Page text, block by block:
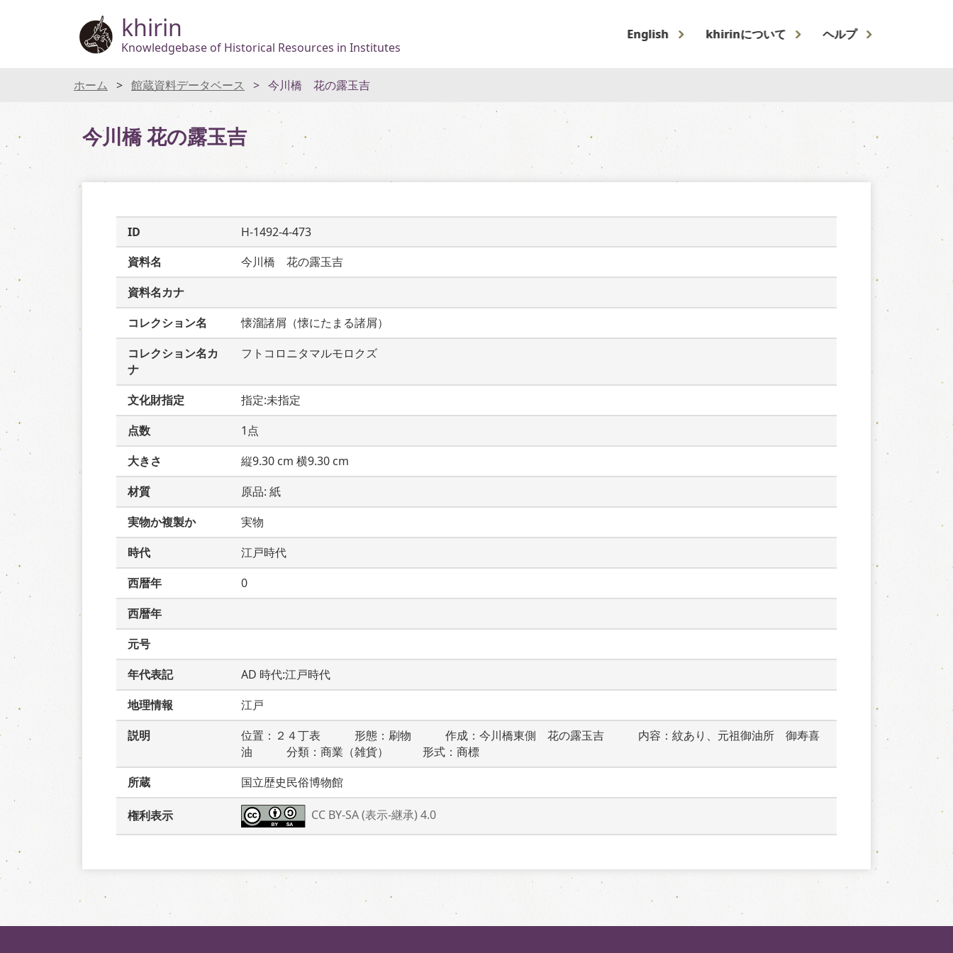
khirin
Knowledgebase of Historical Resources in Institutes
English khirinについて ヘルプ
ホーム 館蔵資料データベース 今川橋 花の露玉吉
今川橋 花の露玉吉
ID
H-1492-4-473
資料名
今川橋　花の露玉吉
資料名カナ
コレクション名
懐溜諸屑（懐にたまる諸屑）
コレクション名カ
ナ
フトコロニタマルモロクズ
文化財指定
指定:未指定
点数
1点
大きさ
縦9.30 cm 横9.30 cm
材質
原品: 紙
実物か複製か
実物
時代
江戸時代
西暦年
0
西暦年
元号
年代表記
AD 時代:江戸時代
地理情報
江戸
説明
位置：２４丁表　　　形態：刷物　　　作成：今川橋東側　花の露玉吉　　　内容：紋あり、元祖御油所　御寿喜
油　　　分類：商業（雑貨）　　　形式：商標
所蔵
国立歴史民俗博物館
権利表示 CC BY-SA (表示-継承) 4.0